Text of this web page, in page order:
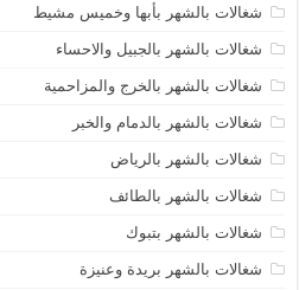
شغالات بالشهر بأبها وخميس مشيط
شغالات بالشهر بالجبيل والاحساء
شغالات بالشهر بالخرج والمزاحمية
شغالات بالشهر بالدمام والخبر
شغالات بالشهر بالرياض
شغالات بالشهر بالطائف
شغالات بالشهر بتبوك
شغالات بالشهر بريدة وعنيزة